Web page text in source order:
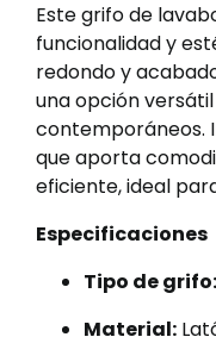
Este grifo de
funcionalidad y
redondo y
una opción
contemporáneos.
que aporta
eficiente, ideal
Especificaciones
Tipo de grifo:
Material: